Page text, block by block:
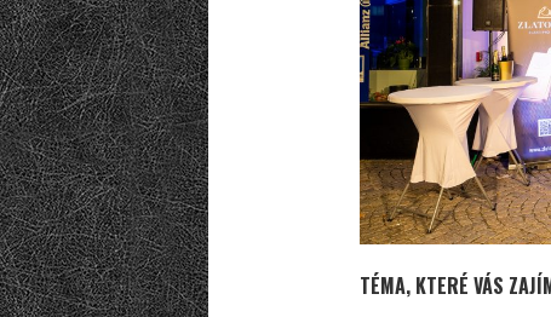
TÉMA, KTERÉ VÁS